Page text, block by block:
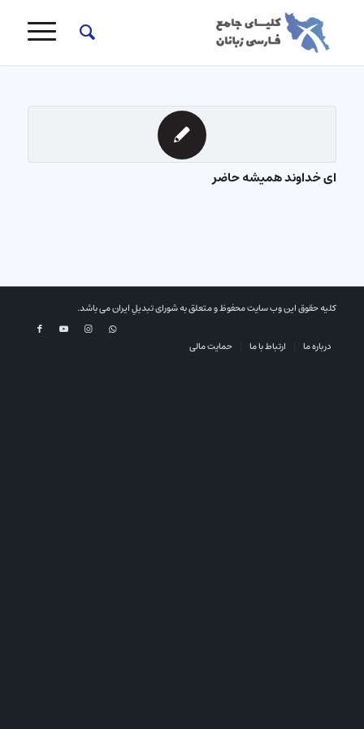
ای خداوند همیشه حاضر
کلیه حقوق این وب سایت محفوظ و متعلق به شورای تبدیلِ ایران می باشد.
درباره ما ارتباط با ما حمایت مالی